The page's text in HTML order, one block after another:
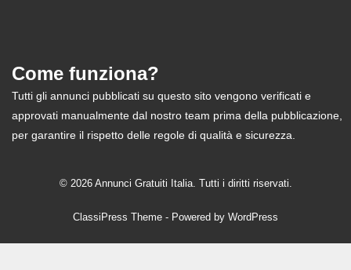
Come funziona?
Tutti gli annunci pubblicati su questo sito vengono verificati e
approvati manualmente dal nostro team prima della pubblicazione,
per garantire il rispetto delle regole di qualità e sicurezza.
© 2026 Annunci Gratuiti Italia. Tutti i diritti riservati.
ClassiPress Theme - Powered by WordPress